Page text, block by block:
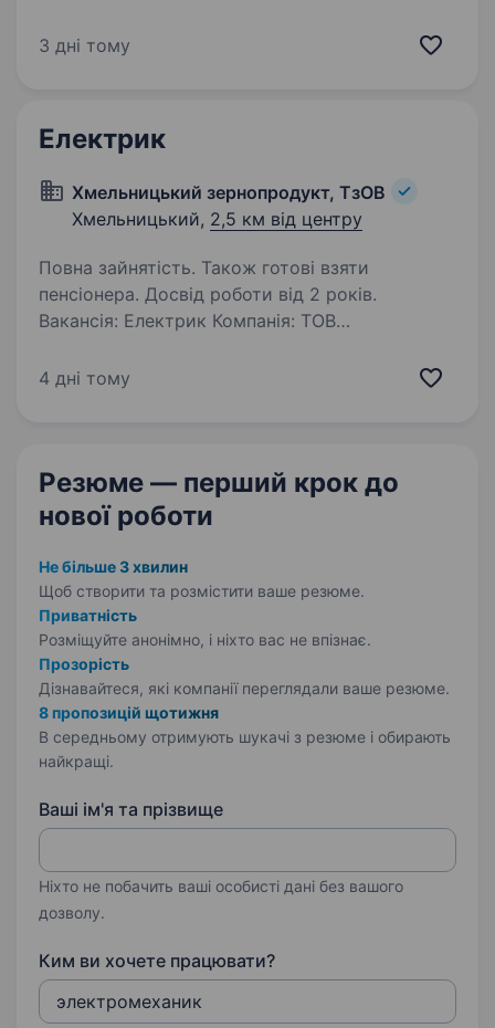
запрошуємо до команди монтажників
3 дні тому
Електрик
Хмельницький зернопродукт, ТзОВ
Хмельницький, 2,5 км від центру
Повна зайнятість. Також готові взяти
пенсіонера. Досвід роботи від 2 років.
Вакансія: Електрик Компанія: ТОВ
Хмельницький Опис компанії: ТОВ
4 дні тому
Резюме — перший крок до
нової роботи
Не більше 3 хвилин
Щоб створити та розмістити ваше резюме.
Приватність
Розміщуйте анонімно, і ніхто вас не впізнає.
Прозорість
Дізнавайтеся, які компанії переглядали ваше резюме.
8 пропозицій щотижня
В середньому отримують шукачі з резюме і обирають
найкращі.
Ваші ім'я та прізвище
Ніхто не побачить ваші особисті дані без вашого
дозволу.
Ким ви хочете працювати?